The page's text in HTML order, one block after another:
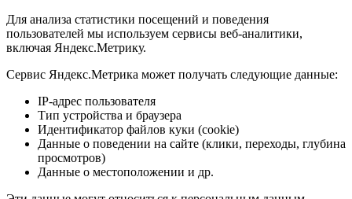
Для анализа статистики посещений и поведения
пользователей мы используем сервисы веб-аналитики,
включая Яндекс.Метрику.
Сервис Яндекс.Метрика может получать следующие данные:
IP-адрес пользователя
Тип устройства и браузера
Идентификатор файлов куки (cookie)
Данные о поведении на сайте (клики, переходы, глубина
просмотров)
Данные о местоположении и др.